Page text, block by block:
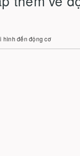
hình đến động cơ